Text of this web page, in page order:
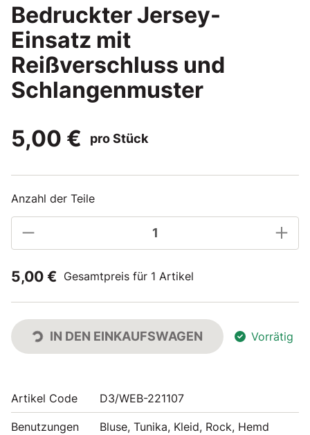
Bedruckter Jersey-
Einsatz mit
Reißverschluss und
Schlangenmuster
5,00 €
pro Stück
Anzahl der Teile
5,00 € Gesamtpreis für 1 Artikel
IN DEN EINKAUFSWAGEN Vorrätig
Artikel Code D3/WEB-221107
Benutzungen Bluse, Tunika, Kleid, Rock, Hemd